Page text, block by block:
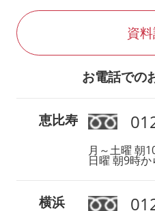
資
お電話での
恵比寿
月～土曜 朝
日曜 朝9時
横浜